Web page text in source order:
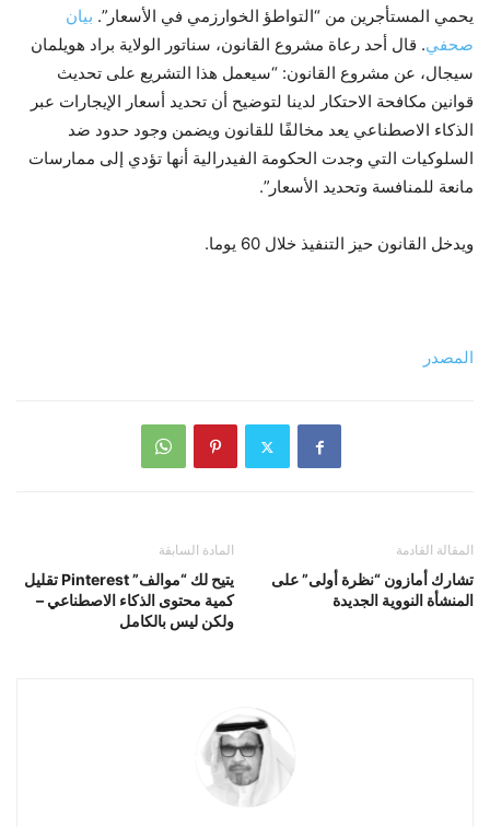
يحمي المستأجرين من “التواطؤ الخوارزمي في الأسعار”. بيان
صحفي. قال أحد رعاة مشروع القانون، سناتور الولاية براد هويلمان
سيجال، عن مشروع القانون: “سيعمل هذا التشريع على تحديث
قوانين مكافحة الاحتكار لدينا لتوضيح أن تحديد أسعار الإيجارات عبر
الذكاء الاصطناعي يعد مخالفًا للقانون ويضمن وجود حدود ضد
السلوكيات التي وجدت الحكومة الفيدرالية أنها تؤدي إلى ممارسات
مانعة للمنافسة وتحديد الأسعار”.
ويدخل القانون حيز التنفيذ خلال 60 يوما.
المصدر
المادة السابقة
يتيح لك “موالف” Pinterest تقليل
كمية محتوى الذكاء الاصطناعي –
ولكن ليس بالكامل
المقالة القادمة
تشارك أمازون “نظرة أولى” على
المنشأة النووية الجديدة